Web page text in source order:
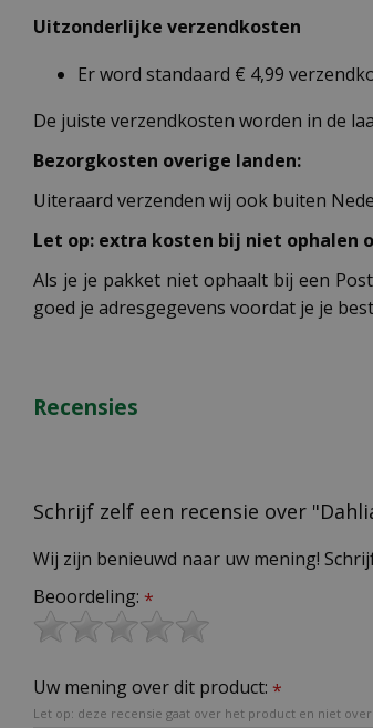
Uitzonderlijke verzendkosten
Er word standaard € 4,99
De juiste verzendkosten worden in de
Bezorgkosten overige landen:
Uiteraard verzenden wij ook buiten
Let op: extra kosten bij niet ophalen
Als je je pakket niet ophaalt bij een
goed je adresgegevens voordat je je
Recensies
Schrijf zelf een recensie over
Wij zijn benieuwd naar uw mening!
Beoordeling: *
Uw mening over dit product: *
Let op: deze recensie gaat over het product en niet